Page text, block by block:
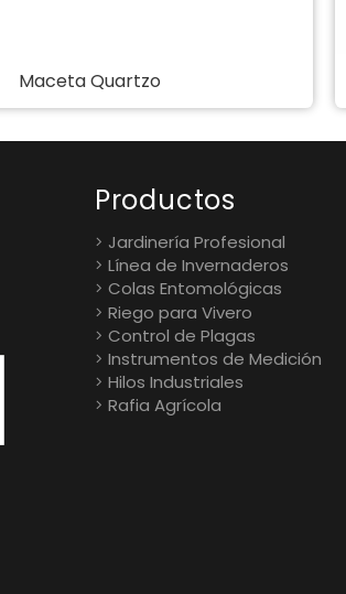
Maceta Quartzo
Productos
Jardinería Profesional
Línea de Invernaderos
Colas Entomológicas
Riego para Vivero
Control de Plagas
Instrumentos de Medición
Hilos Industriales
Rafia Agrícola